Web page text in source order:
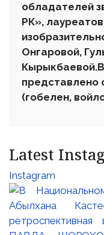
обладателей
РК»,
Онгаровой,
представлено
(гобелен,
Latest
Instagram